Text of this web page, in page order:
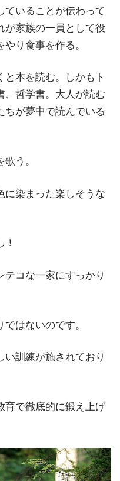
ていることが伝わって
が家族の一員として役
り食事を作る。
本を読む。しかもト
、哲学書。大人が読む
ちが夢中で読んでいる
う。
に染まった楽しそうな
テコな一家にすっかり
はないのです。
訓練が施されており
で徹底的に鍛え上げ